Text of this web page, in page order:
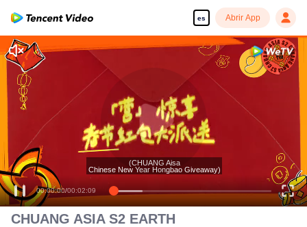
es Abrir App
00:00:00/00:02:09
(CHUANG Aisa
Chinese New Year Hongbao Giveaway)
CHUANG ASIA S2 EARTH